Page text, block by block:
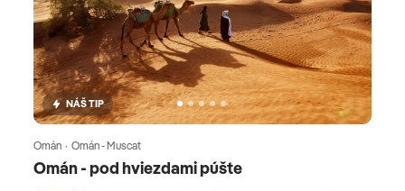
NÁŠ TIP
Omán - pod hviezdami púšte
Omán · Omán - Muscat